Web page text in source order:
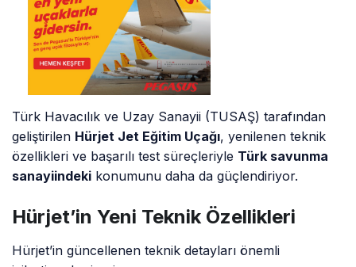
Türk Havacılık ve Uzay Sanayii (TUSAŞ) tarafından
geliştirilen Hürjet Jet Eğitim Uçağı, yenilenen teknik
özellikleri ve başarılı test süreçleriyle Türk savunma
sanayiindeki konumunu daha da güçlendiriyor.
Hürjet’in Yeni Teknik Özellikleri
Hürjet’in güncellenen teknik detayları önemli